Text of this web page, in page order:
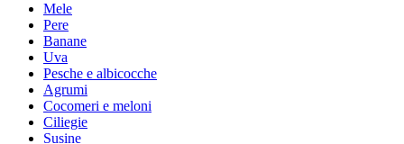
Mele
Pere
Banane
Uva
Pesche e albicocche
Agrumi
Cocomeri e meloni
Ciliegie
Susine